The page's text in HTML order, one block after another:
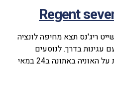
ריג'נס תצא מחיפה לונציה
עגינות בדרך. לנוסעים
ישראלים יש גם אפשרות לעלות על האוניה באתונה ב24 במאי